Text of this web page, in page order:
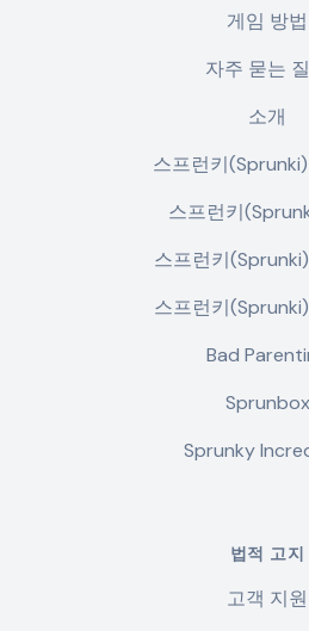
게임 방법
자주 묻는
소개
스프런키
스프런키
스프런키
스프런키
Bad
Sprunbox
Sprunky
법적 고지
고객 지원